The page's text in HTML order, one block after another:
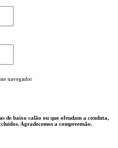
navegador
de baixo calão ou que ofendam a conduta,
Agradecemos a compreensão.